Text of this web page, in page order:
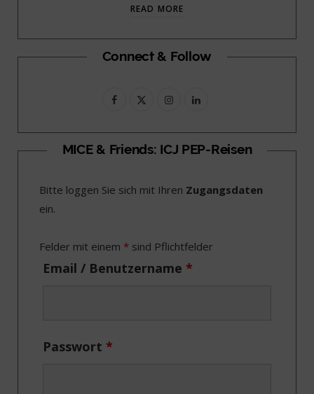
READ MORE
Connect & Follow
F
c
b
o
k
T
i
t
e
I
s
a
r
a
L
n
e
I
MICE & Friends: ICJ PEP-Reisen
Bitte loggen Sie sich mit Ihren Zugangsdaten
ein.
Felder mit einem * sind Pflichtfelder
Email / Benutzername *
Passwort *